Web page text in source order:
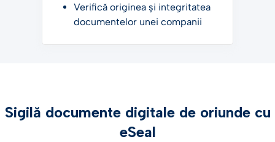
Verifică originea și integritatea
documentelor unei companii
Sigilă documente digitale de oriunde cu
eSeal